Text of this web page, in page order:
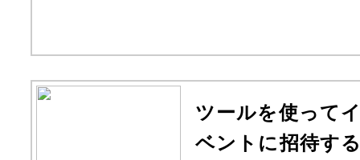
ツールを使って
ベントに招待す